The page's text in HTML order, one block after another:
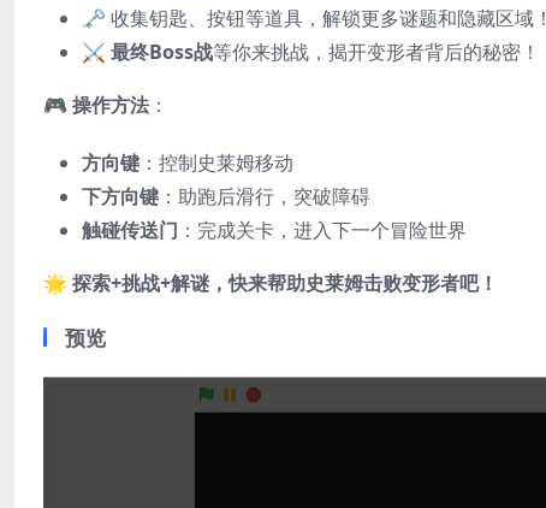
🗝️ 收集钥匙、按钮等道具，解锁更多谜题和隐藏区域！
⚔️ 最终Boss战等你来挑战，揭开变形者背后的秘密！
🎮 操作方法 ：
方向键 ：控制史莱姆移动
下方向键 ：助跑后滑行，突破障碍
触碰传送门 ：完成关卡，进入下一个冒险世界
🌟 探索+挑战+解谜，快来帮助史莱姆击败变形者吧！
预览